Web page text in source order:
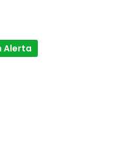
Alerta